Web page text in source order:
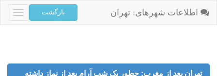
Toggle
اطلاعات شهرهای: تهران
تهران بعد از مغرب: چطور یک شب آرام بعد از نماز داشته